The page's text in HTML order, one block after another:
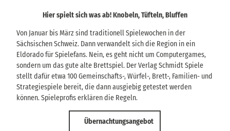
Hier spielt sich was ab! Knobeln, Tüfteln, Bluffen
Von Januar bis März sind traditionell Spielewochen in der
Sächsischen Schweiz. Dann verwandelt sich die Region in ein
Eldorado für Spielefans. Nein, es geht nicht um Computergames,
sondern um das gute alte Brettspiel. Der Verlag Schmidt Spiele
stellt dafür etwa 100 Gemeinschafts-, Würfel-, Brett-, Familien- und
Strategiespiele bereit, die dann ausgiebig getestet werden
können. Spieleprofis erklären die Regeln.
Übernachtungsangebot